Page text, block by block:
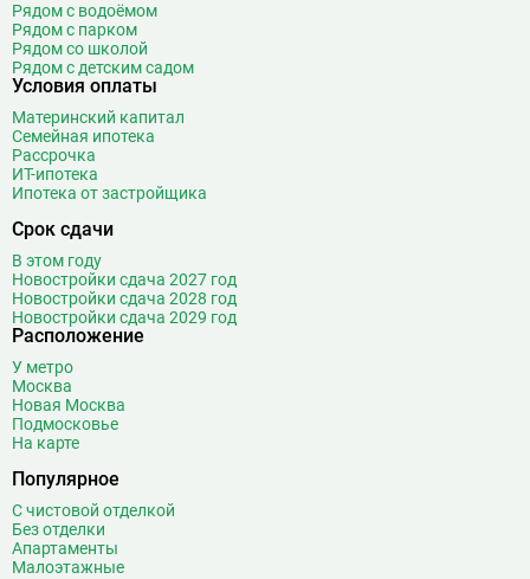
Рядом с водоёмом
Рядом с парком
Рядом со школой
Рядом с детским садом
Условия оплаты
Материнский капитал
Семейная ипотека
Рассрочка
ИТ-ипотека
Ипотека от застройщика
Срок сдачи
В этом году
Новостройки сдача 2027 год
Новостройки сдача 2028 год
Новостройки сдача 2029 год
Расположение
У метро
Москва
Новая Москва
Подмосковье
На карте
Популярное
С чистовой отделкой
Без отделки
Апартаменты
Малоэтажные